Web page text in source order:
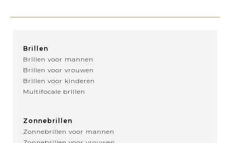
Brillen
Brillen voor mannen
Brillen voor vrouwen
Brillen voor kinderen
Multifocale brillen
Zonnebrillen
Zonnebrillen voor mannen